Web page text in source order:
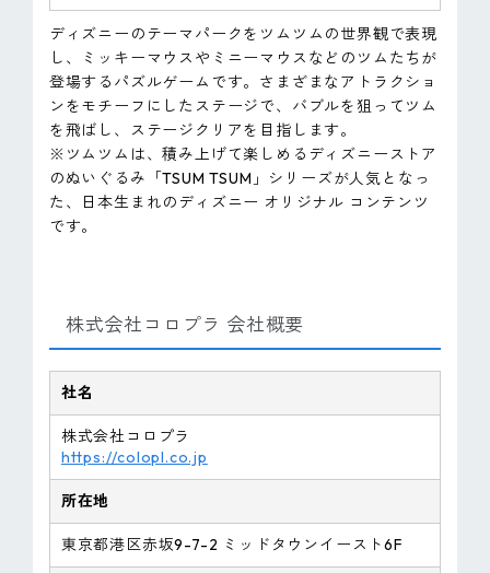
ディズニーのテーマパークをツムツムの世界観で表現
し、ミッキーマウスやミニーマウスなどのツムたちが
登場するパズルゲームです。さまざまなアトラクショ
ンをモチーフにしたステージで、バブルを狙ってツム
を飛ばし、ステージクリアを目指します。
※ツムツムは、積み上げて楽しめるディズニーストア
のぬいぐるみ「TSUM TSUM」シリーズが人気となっ
た、日本生まれのディズニー オリジナル コンテンツ
です。
株式会社コロプラ 会社概要
社名
株式会社コロプラ
https://colopl.co.jp
所在地
東京都港区赤坂9-7-2 ミッドタウンイースト6F